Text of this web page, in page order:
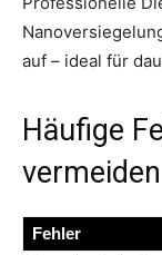
auf – ideal für
Häufige
vermeiden
Fehler